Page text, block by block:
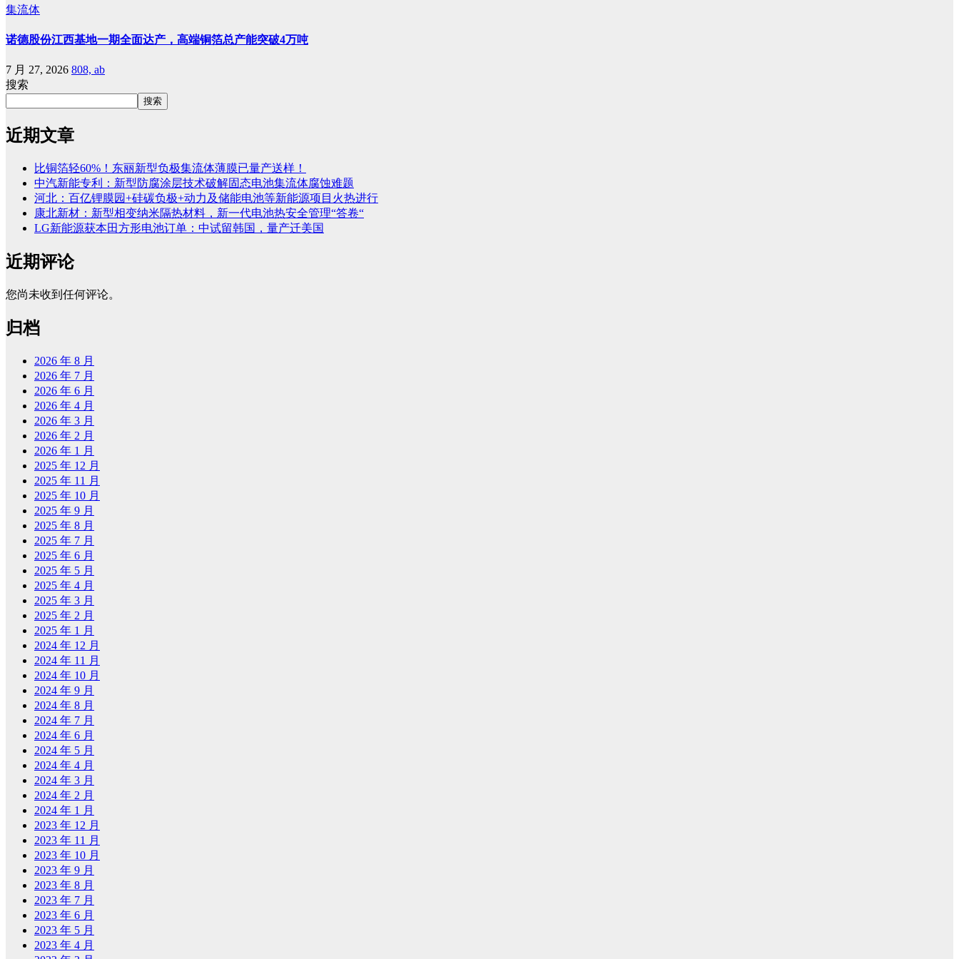
集流体
诺德股份江西基地一期全面达产，高端铜箔总产能突破4万吨
7 月 27, 2026 808, ab
搜索
搜索
近期文章
比铜箔轻60%！东丽新型负极集流体薄膜已量产送样！
中汽新能专利：新型防腐涂层技术破解固态电池集流体腐蚀难题
河北：百亿锂膜园+硅碳负极+动力及储能电池等新能源项目火热进行
康北新材：新型相变纳米隔热材料，新一代电池热安全管理“答卷“
LG新能源获本田方形电池订单：中试留韩国，量产迁美国
近期评论
您尚未收到任何评论。
归档
2026 年 8 月
2026 年 7 月
2026 年 6 月
2026 年 4 月
2026 年 3 月
2026 年 2 月
2026 年 1 月
2025 年 12 月
2025 年 11 月
2025 年 10 月
2025 年 9 月
2025 年 8 月
2025 年 7 月
2025 年 6 月
2025 年 5 月
2025 年 4 月
2025 年 3 月
2025 年 2 月
2025 年 1 月
2024 年 12 月
2024 年 11 月
2024 年 10 月
2024 年 9 月
2024 年 8 月
2024 年 7 月
2024 年 6 月
2024 年 5 月
2024 年 4 月
2024 年 3 月
2024 年 2 月
2024 年 1 月
2023 年 12 月
2023 年 11 月
2023 年 10 月
2023 年 9 月
2023 年 8 月
2023 年 7 月
2023 年 6 月
2023 年 5 月
2023 年 4 月